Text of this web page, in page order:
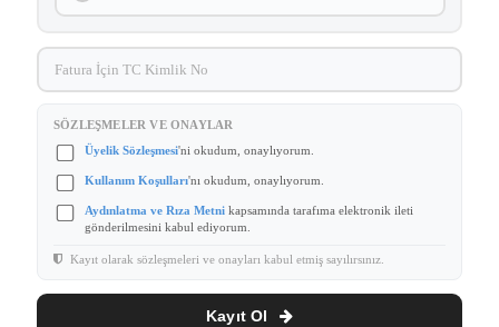
SÖZLEŞMELER VE ONAYLAR
Üyelik Sözleşmesi'ni okudum, onaylıyorum.
Kullanım Koşulları'nı okudum, onaylıyorum.
Aydınlatma ve Rıza Metni kapsamında tarafıma elektronik ileti
gönderilmesini kabul ediyorum.
Kayıt olarak sözleşmeleri ve onayları kabul etmiş sayılırsınız.
Kayıt Ol